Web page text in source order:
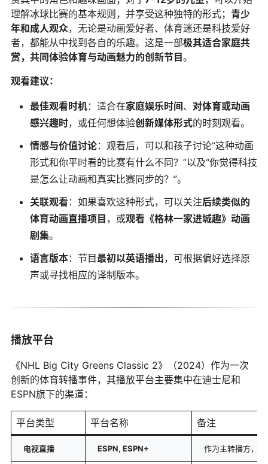
理解冰球比赛的基本规则，并享受这种独特的形式；​ ​青少
年和成人观众​​，无论是动画爱好者、体育迷还是科技爱好
者，都能从中找到各自的乐趣。这是一部​​极其适合家庭共
赏，共同体验体育与动画魅力的创新节目​​。
​观看建议：​
​最佳观看时机​​：适合在​​家庭娱乐时间​​、​ ​对体育或动画
感兴趣时​​，或任何想体验​​创新媒体形式​​的时刻观看。
​情感与价值讨论​​：观看后，可以和孩子讨论“这种动画
形式和你平时看的比赛有什么不同？”以及“你觉得科技
是怎么让动画和真实比赛同步的？”。
​关联观看​​：如果喜欢这种形式，可以关注​​后续类似的
体育动画直播项目​ ​，或​​观看《格林一家进城趣》动画
剧集​​。
​语言版本​​：节目​​最初以英语播出​​，可根据偏好选择原
声或寻找相应的译制版本。
播放平台
《NHL Big City Greens Classic 2》（2024）作为一次
创新的体育转播事件，其播放平台主要集中在迪士尼和
ESPN旗下的渠道：
平台类型 平台名称 备注
​电视直播​ ​ESPN, ESPN+​ 作为主转播方，